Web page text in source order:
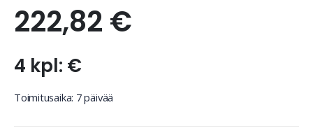
222,82 €
4 kpl: €
Toimitusaika: 7 päivää